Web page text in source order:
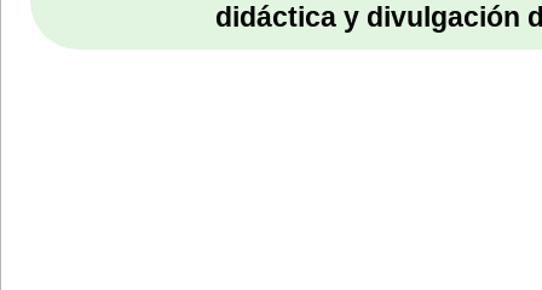
didáctica y divulgación